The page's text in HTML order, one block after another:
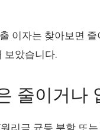
이자는 찾아보면
보았습니다.
줄이거나